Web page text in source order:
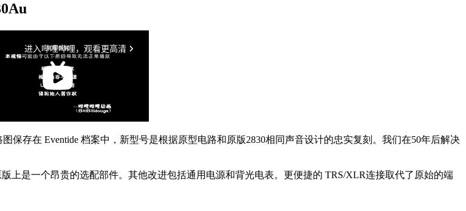
保存在 Eventide 档案中，新型号是根据原型电路和原版2830相同声音设计的忠实复刻。我们在50年后解决
上是一个昂贵的选配部件。其他改进包括通用电源和背光电表。更便捷的 TRS/XLR连接取代了原始的端